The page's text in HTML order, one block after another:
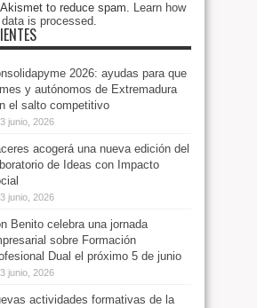
to reduce spam. Learn how
is processed.
2026: ayudas para que
y autónomos de Extremadura
el salto competitivo
3 junio, 2026
acogerá una nueva edición del
de Ideas con Impacto
3 junio, 2026
Benito celebra una jornada
sobre Formación
Dual el próximo 5 de junio
3 junio, 2026
actividades formativas de la